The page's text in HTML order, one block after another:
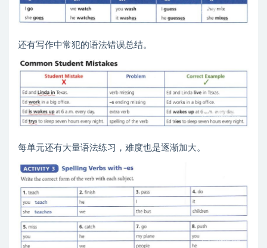
还有写作中常犯的语法错误总结。
每单元还有大量语法练习，难度也是逐渐加大。